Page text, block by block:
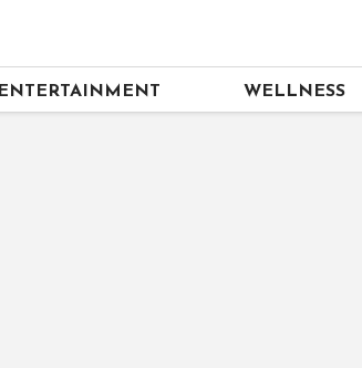
ENTERTAINMENT WELLNESS